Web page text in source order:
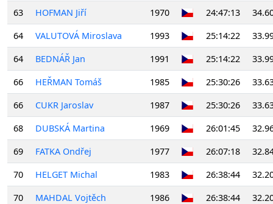
63
HOFMAN Jiří 1970 24:47:13
64
VALUTOVÁ Miroslava 1993 25:14:22
64
BEDNÁŘ Jan 1991 25:14:22
66
HEŘMAN Tomáš 1985 25:30:26
66
CUKR Jaroslav 1987 25:30:26
68
DUBSKÁ Martina 1969 26:01:45
69
FATKA Ondřej 1977 26:07:18
70
HELGET Michal 1983 26:38:44
70
MAHDAL Vojtěch 1986 26:38:44